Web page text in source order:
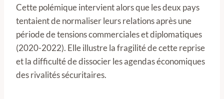
Cette polémique intervient alors que les deux pays
tentaient de normaliser leurs relations après une
période de tensions commerciales et diplomatiques
(2020-2022). Elle illustre la fragilité de cette reprise
et la difficulté de dissocier les agendas économiques
des rivalités sécuritaires.